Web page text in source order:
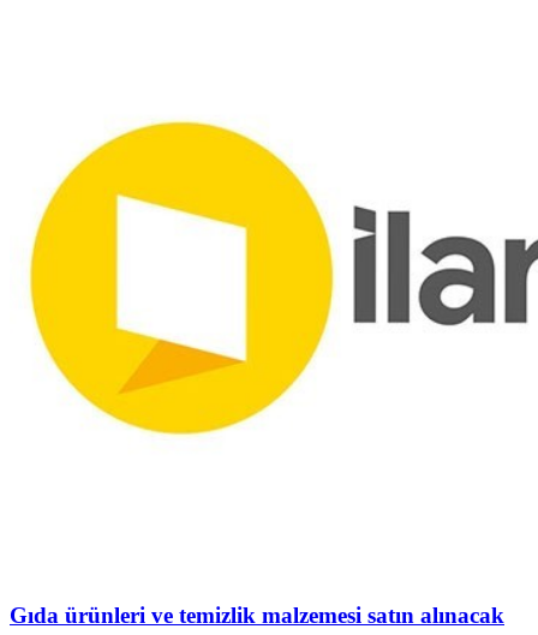
Gıda ürünleri ve temizlik malzemesi satın alınacak